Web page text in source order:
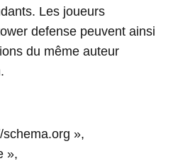
Les joueurs
defense peuvent ainsi
du même auteur
»,
»,